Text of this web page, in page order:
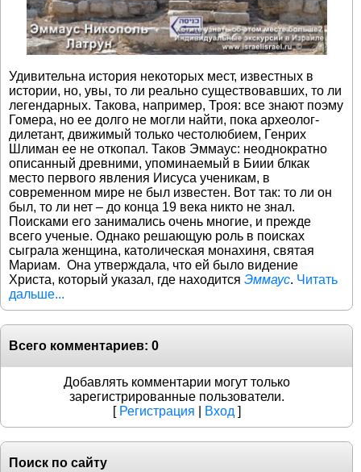
Удивительна история некоторых мест, известных в
истории, но, увы, то ли реально существовавших, то ли
легендарных. Такова, например, Троя: все знают поэму
Гомера, но ее долго не могли найти, пока археолог-
дилетант, движимый только честолюбием, Генрих
Шлиман ее не откопал. Таков Эммаус: неоднократно
описанный древними, упоминаемый в Биии блкак
место первого явления Иисуса ученикам, в
современном мире не был известен. Вот так: то ли он
был, то ли нет – до конца 19 века никто не знал.
Поисками его занимались очень многие, и прежде
всего ученые. Однако решающую роль в поисках
сыграла женщина, католическая монахиня, святая
Мариам. Она утверждала, что ей было видение
Христа, который указал, где находится Эммаус. Читать
дальше...
Всего комментариев: 0
Добавлять комментарии могут только
зарегистрированные пользователи.
[ Регистрация Вход ]
Поиск по сайту